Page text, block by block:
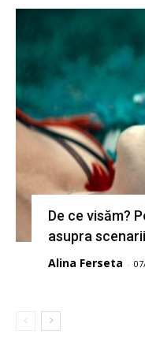
De ce visăm?
asupra
Alina Ferseta -